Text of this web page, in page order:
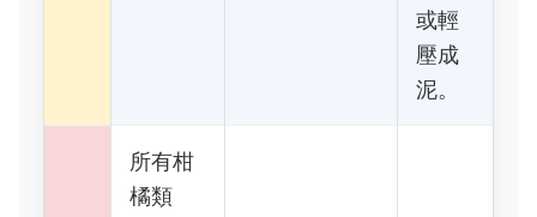
或輕
壓成
泥。
所有柑
橘類